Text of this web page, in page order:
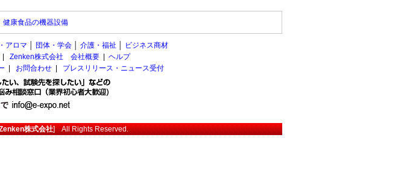
健康食品の機器設備
アロマ 団体・学会 介護・福祉
ビジネス商材
Zenken株式会社 会社概要
ヘルプ
お問合わせ プレスリリース・ニュース受付
株式会社] All Rights Reserved.